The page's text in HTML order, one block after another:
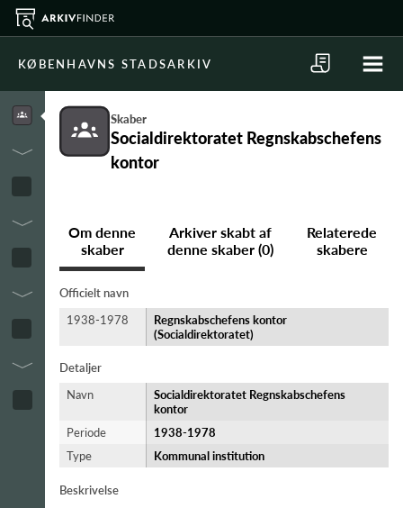
KØBENHAVNS STADSARKIV
Skaber
Socialdirektoratet Regnskabschefens
kontor
Om denne
skaber
Arkiver skabt af
denne skaber (0)
Relaterede
skabere
Officielt navn
1938-1978
Regnskabschefens kontor
(Socialdirektoratet)
Detaljer
Navn
Socialdirektoratet Regnskabschefens
kontor
Periode
1938-​1978
Type
Kommunal institution
Beskrivelse